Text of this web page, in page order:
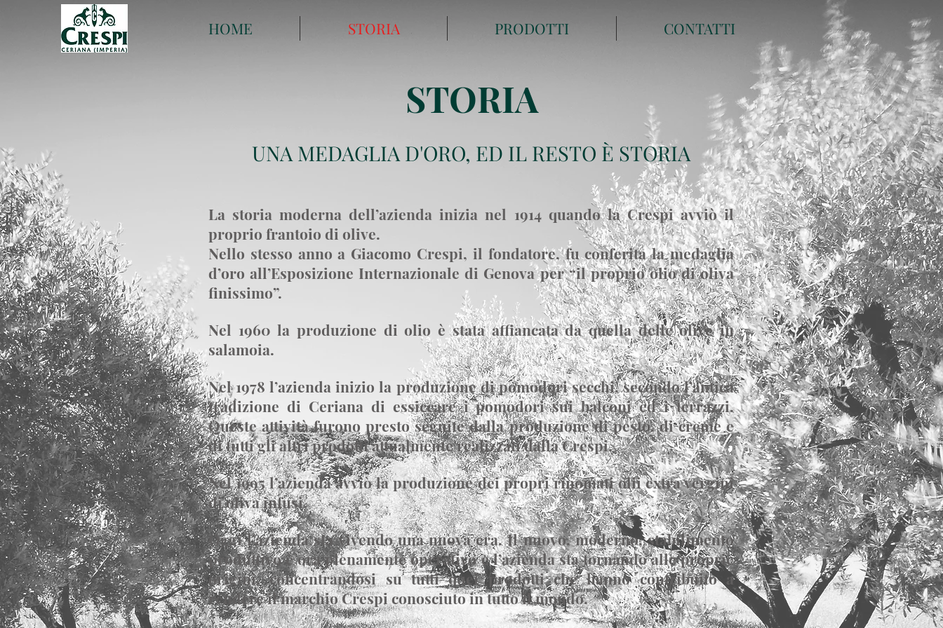
HOME STORIA PRODOTTI CONTATTI
STORIA
UNA MEDAGLIA D'ORO, ED IL RESTO È STORIA
La storia moderna dell’azienda inizia nel 1914 quando la Crespi avviò il
proprio frantoio di olive.
Nello stesso anno a Giacomo Crespi, il fondatore, fu conferita la medaglia
d’oro all’Esposizione Internazionale di Genova per “il proprio olio di oliva
finissimo”.
Nel 1960 la produzione di olio è stata affiancata da quella delle olive in
salamoia.
Nel 1978 l’azienda inizio la produzione di pomodori secchi, secondo l’antica
tradizione di Ceriana di essiccare i pomodori sui balconi ed i terrazzi.
Queste attività furono presto seguite dalla produzione di pesto, di creme e
di tutti gli altri prodotti attualmente realizzati dalla Crespi.
Nel 1995 l’azienda avviò la produzione dei propri rinomati olii extra vergini
di oliva infusi.
Oggi l’azienda sta vivendo una nuova era. Il nuovo, moderno, stabilimento
produttivo è ora pienamente operativo e l’azienda sta tornando alle proprie
origini, concentrandosi su tutti quei prodotti che hanno contribuito a
rendere il marchio Crespi conosciuto in tutto il mondo.